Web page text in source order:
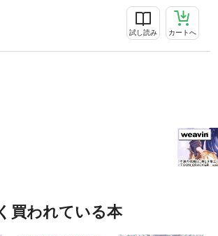
試し読み カートへ
買われている本